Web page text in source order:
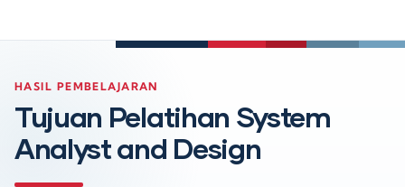
HASIL PEMBELAJARAN
Tujuan Pelatihan System
Analyst and Design